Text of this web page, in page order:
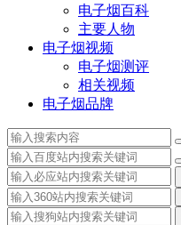
电子烟百科
主要人物
电子烟视频
电子烟测评
相关视频
电子烟品牌